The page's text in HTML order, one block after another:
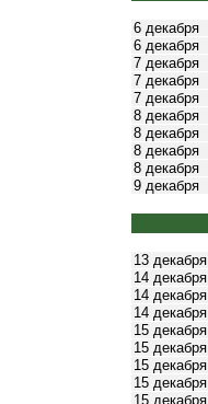
6 декабря
6 декабря
7 декабря
7 декабря
7 декабря
8 декабря
8 декабря
8 декабря
8 декабря
9 декабря
13 декабря
14 декабря
14 декабря
14 декабря
15 декабря
15 декабря
15 декабря
15 декабря
15 декабря